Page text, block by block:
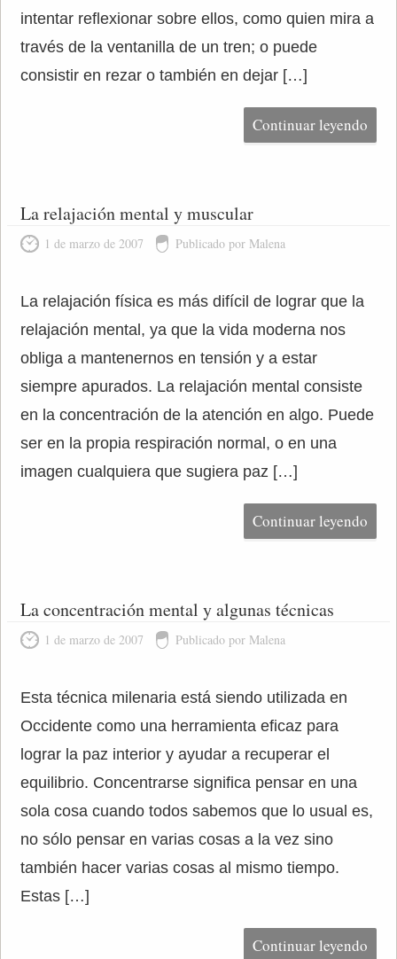
intentar reflexionar sobre ellos, como quien mira a
través de la ventanilla de un tren; o puede
consistir en rezar o también en dejar […]
Continuar leyendo
La relajación mental y muscular
1 de marzo de 2007 Publicado por Malena
La relajación física es más difícil de lograr que la
relajación mental, ya que la vida moderna nos
obliga a mantenernos en tensión y a estar
siempre apurados. La relajación mental consiste
en la concentración de la atención en algo. Puede
ser en la propia respiración normal, o en una
imagen cualquiera que sugiera paz […]
Continuar leyendo
La concentración mental y algunas técnicas
1 de marzo de 2007 Publicado por Malena
Esta técnica milenaria está siendo utilizada en
Occidente como una herramienta eficaz para
lograr la paz interior y ayudar a recuperar el
equilibrio. Concentrarse significa pensar en una
sola cosa cuando todos sabemos que lo usual es,
no sólo pensar en varias cosas a la vez sino
también hacer varias cosas al mismo tiempo.
Estas […]
Continuar leyendo